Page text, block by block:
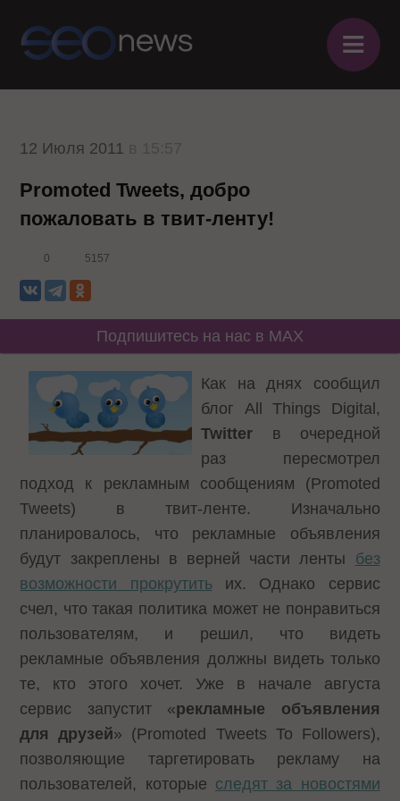
≡
12 Июля 2011
Promoted Tweets, добро
пожаловать в твит-ленту!
0 5157
Подпишитесь на нас в MAX
Как на днях сообщил
блог All Things Digital,
Twitter в очередной
раз пересмотрел
подход к рекламным сообщениям (Promoted
Tweets) в твит-ленте. Изначально
планировалось, что рекламные объявления
будут закреплены в верней части ленты без
возможности прокрутитьих. Однако сервис
счел, что такая политика может не понравиться
пользователям, и решил, что видеть
рекламные объявления должны видеть только
те, кто этого хочет. Уже в начале августа
сервис запустит «рекламные объявления
для друзей» (Promoted Tweets To Followers),
позволяющие таргетировать рекламу на
пользователей, которые следят за новостями